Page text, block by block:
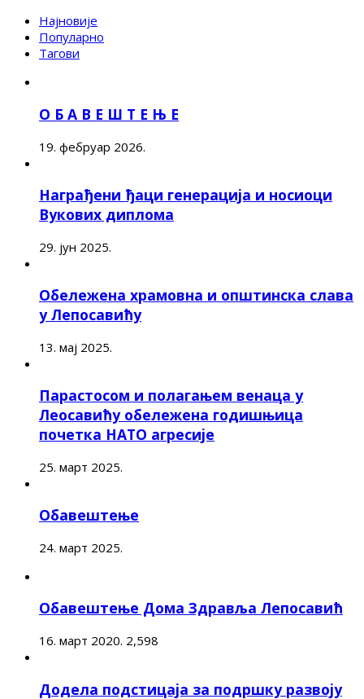
Најновије
Популарно
Тагови
О Б А В Е Ш Т Е Њ Е
19. фебруар 2026.
Награђени ђаци генерација и носиоци
Вукових диплома
29. јун 2025.
Обележена храмовна и општинска слава
у Лепосавићу
13. мај 2025.
Парастосом и полагањем венаца у
Леосавићу обележена годишњица
почетка НАТО агресије
25. март 2025.
Обавештење
24. март 2025.
Обавештење Дома Здравља Лепосавић
16. март 2020. 2,598
Додела подстицаја за подршку развоју